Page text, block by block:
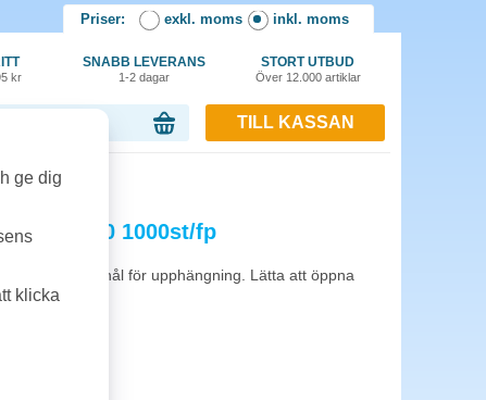
Priser: exkl. moms inkl. moms
kr
SNABB LEVERANS
1-2 dagar
STORT UTBUD
Över 12.000 artiklar
TILL KASSAN
fp
70x150 1000st/fp
utstansade hål för upphängning. Lätta att öppna
ge dig
klicka